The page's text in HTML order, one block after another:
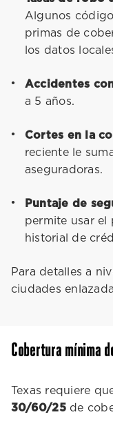
Algunos
primas de
los datos
Accidentes
a 5 años.
Cortes en la
reciente le
aseguradoras.
Puntaje de
permite usar el
historial de
Para detalles a
ciudades
Cobertura mínima
Texas requiere
30/60/25de